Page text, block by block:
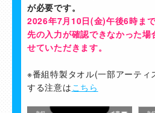
が必要です。
2026年7月10日(金)午後6時ま
先の入力が確認できなかった場
せていただきます。
※番組特製タオル(一部アーティ
する注意はこちら